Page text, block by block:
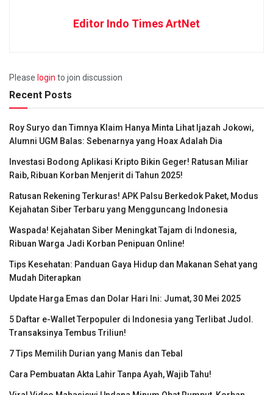
Editor Indo Times ArtNet
Please login to join discussion
Recent Posts
Roy Suryo dan Timnya Klaim Hanya Minta Lihat Ijazah Jokowi,
Alumni UGM Balas: Sebenarnya yang Hoax Adalah Dia
Investasi Bodong Aplikasi Kripto Bikin Geger! Ratusan Miliar
Raib, Ribuan Korban Menjerit di Tahun 2025!
Ratusan Rekening Terkuras! APK Palsu Berkedok Paket, Modus
Kejahatan Siber Terbaru yang Mengguncang Indonesia
Waspada! Kejahatan Siber Meningkat Tajam di Indonesia,
Ribuan Warga Jadi Korban Penipuan Online!
Tips Kesehatan: Panduan Gaya Hidup dan Makanan Sehat yang
Mudah Diterapkan
Update Harga Emas dan Dolar Hari Ini: Jumat, 30 Mei 2025
5 Daftar e-Wallet Terpopuler di Indonesia yang Terlibat Judol.
Transaksinya Tembus Triliun!
7 Tips Memilih Durian yang Manis dan Tebal
Cara Pembuatan Akta Lahir Tanpa Ayah, Wajib Tahu!